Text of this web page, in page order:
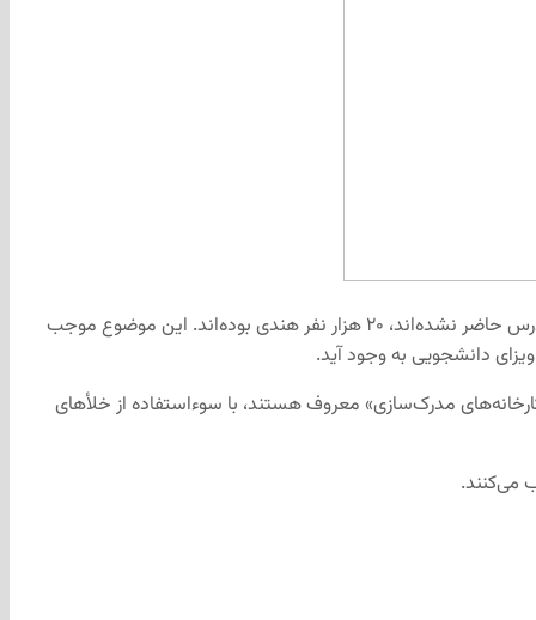
اداره‌ی مهاجرت، پناهندگان و شهروندی کانادا اعلام کرده در ماه‌های مارس و آوریل ۲۰۲۴، از مجموع ۵۰ هزار دانشجوی بین‌المللی که در کلاس‌های درس حاضر نشده‌اند، ۲۰ هزار نفر هندی بوده‌اند. این موضوع موجب
دانشجویی به وجود آید.
مدرک‌سازی» معروف هستند، با سوءاستفاده از خلأهای
می‌کنند.